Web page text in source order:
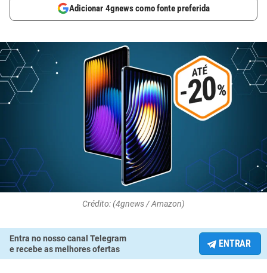
Adicionar 4gnews como fonte preferida
Crédito: (4gnews / Amazon)
Entra no nosso canal Telegram
e recebe as melhores ofertas
ENTRAR